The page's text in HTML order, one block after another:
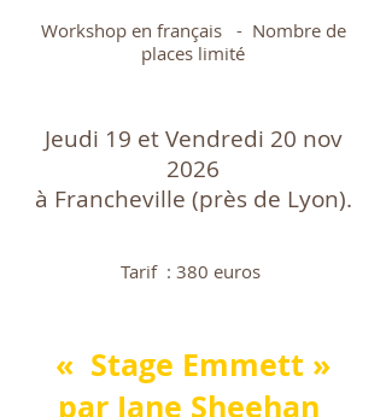
Workshop en français - Nombre de
places limité
Jeudi 19 et Vendredi 20 nov
2026
à Francheville (près de Lyon).
Tarif : 380 euros
« Stage Emmett »
par Jane Sheehan